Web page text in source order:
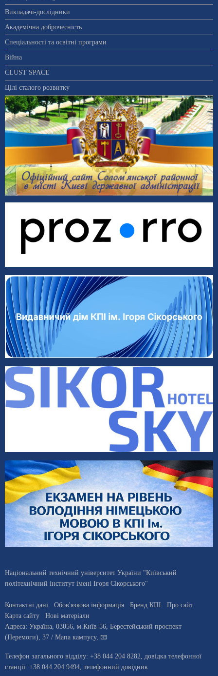
Викладачі-дослідники
Академічна доброчесність
Спеціальності та освітні програми
Війна
CLUST SPACE
Цілі сталого розвитку
Національний технічний університет України "Київський
політехнічний інститут імені Ігоря Сікорського"
Контактні дані Обов'язкова інформація Бренд КПІ
Про сайт
Карта сайту
Нові матеріали
Адреса: Україна, 03056, м.Київ-56, Берестейський проспект
(Перемоги), 37 / Мапа кампусу, 📧
Телефон загального відділу: +38 044 204 8282, довiдка телефонної
станцiї: +38 044 204 9494, телефонний довідник